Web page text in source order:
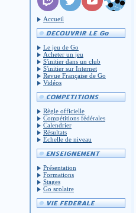
Accueil
Le jeu de Go
Acheter un jeu
S'initier dans un club
S'initier sur Internet
Revue Française de Go
Vidéos
Règle officielle
Compétitions fédérales
Calendrier
Résultats
Échelle de niveau
Présentation
Formations
Stages
Go scolaire